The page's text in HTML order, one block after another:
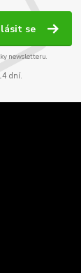
se
newsletteru.
dní.